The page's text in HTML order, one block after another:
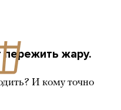
пережить жару.
И кому точно